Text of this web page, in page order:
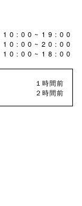
10:00~19:00
10:00~20:00
10:00~18:00
１時間前
２時間前